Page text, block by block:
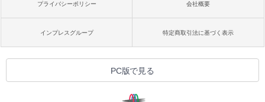
プライバシーポリシー 会社概要
インプレスグループ 特定商取引法に基づく表示
PC版で見る